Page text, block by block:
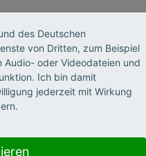
moderiert von
des Deutschen
von Dritten, zum Beispiel
Audio- oder Videodateien und
Ich bin damit
jederzeit mit Wirkung